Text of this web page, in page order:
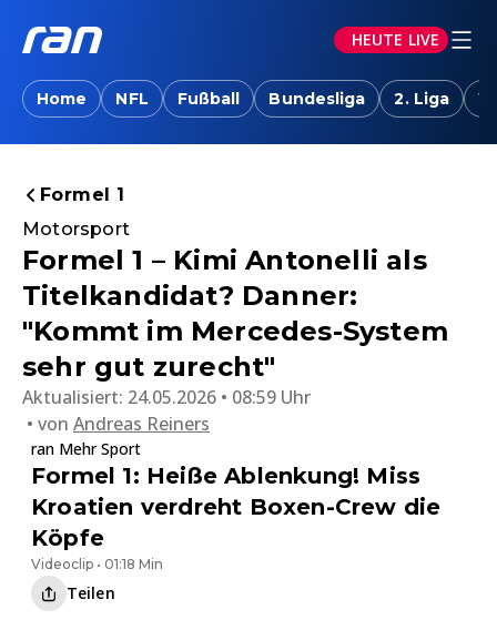
HEUTE LIVE
Home NFL Fußball Bundesliga 2. Liga
Formel 1
Motorsport
Formel 1 – Kimi Antonelli als
Titelkandidat? Danner:
"Kommt im Mercedes-System
sehr gut zurecht"
Aktualisiert: 24.05.2026 • 08:59 Uhr
von Andreas Reiners
ran Mehr Sport
Formel 1: Heiße Ablenkung! Miss
Kroatien verdreht Boxen-Crew die
Köpfe
Videoclip • 01:18 Min
Teilen